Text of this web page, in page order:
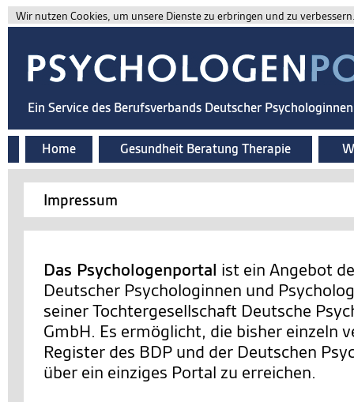
Wir nutzen Cookies, um unsere Dienste zu erbringen und zu
Ein Service des Berufsverbands Deutscher
Home Gesundheit Beratung Therapie
Impressum
Das Psychologenportal ist ein Angebot
Deutscher Psychologinnen und
seiner Tochtergesellschaft Deutsche
GmbH. Es ermöglicht, die bisher einzeln
Register des BDP und der Deutschen
über ein einziges Portal zu erreichen.